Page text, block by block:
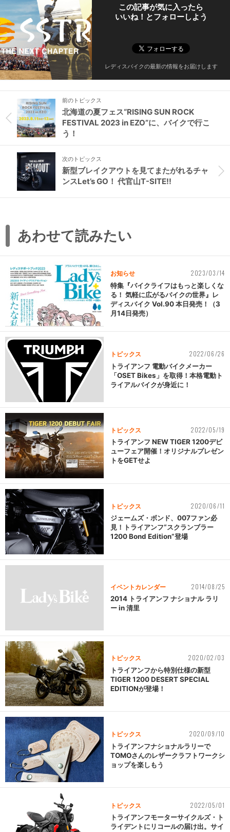
この記事が気に入ったら
いいね！とフォローしよう
レディスバイクの最新の情報をお届けします
前のトピックス
北海道の夏フェス“RISING SUN ROCK
FESTIVAL 2023 in EZO”に、バイクで行こ
う！
次のトピックス
新型ブレイクアウトを見てまたがれるチャ
ンスLet’s GO！ 代官山T-SITE!!
あわせて読みたい
お知らせ 2023/03/14
特集『バイクライフはもっと楽しくな
る！ 気軽に広がるバイクの世界』レ
ディスバイク Vol.90 本日発売！（3
月14日発売）
トピックス 2022/06/26
トライアンフ 電動バイクメーカー
「OSET Bikes」を取得！本格電動ト
ライアルバイクが身近に！
トピックス 2022/05/19
トライアンフ NEW TIGER 1200デビ
ューフェア開催！オリジナルプレゼン
トをGETせよ
トピックス 2020/06/11
ジェームズ・ボンド、007ファン必
見！トライアンフ“スクランブラー
1200 Bond Edition”登場
イベントカレンダー 2014/08/25
2014 トライアンフ ナショナル ラリ
ー in 清里
トピックス 2020/02/03
トライアンフから特別仕様の新型
TIGER 1200 DESERT SPECIAL
EDITIONが登場！
トピックス 2020/09/10
トライアンフナショナルラリーで
TOMOさんのレザークラフトワークシ
ョップを楽しもう
トピックス 2022/05/01
トライアンフモーターサイクルズ・ト
ライデントにリコールの届け出。サイ